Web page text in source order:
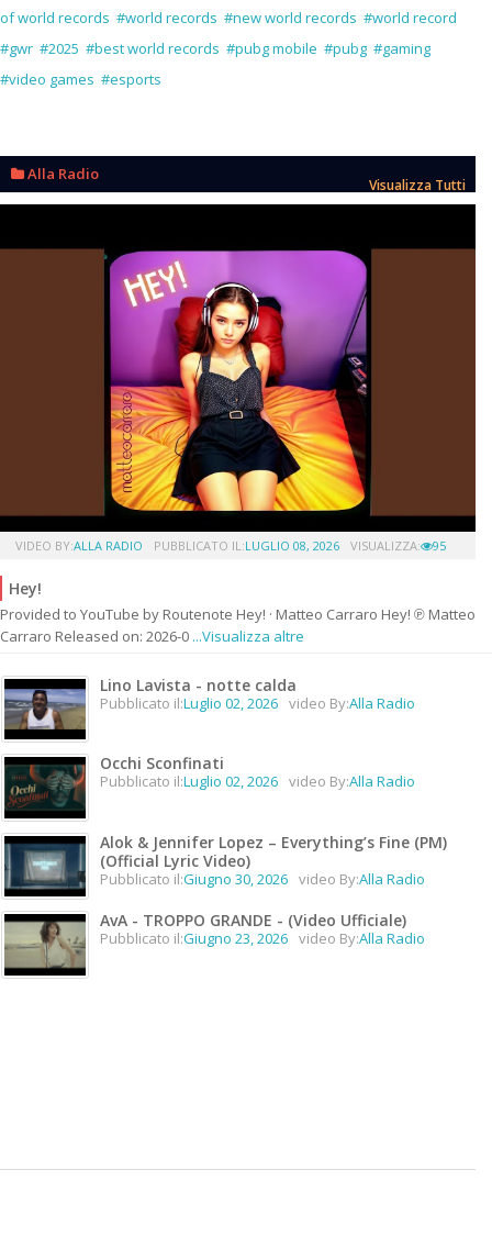
of world records #world records #new world records #world record
#gwr #2025 #best world records #pubg mobile #pubg #gaming
#video games #esports
Alla Radio
Visualizza Tutti
VIDEO BY:ALLA RADIO PUBBLICATO IL:LUGLIO 08, 2026 VISUALIZZA: 95
Hey!
Provided to YouTube by Routenote Hey! · Matteo Carraro Hey! ℗ Matteo
Carraro Released on: 2026-0 ...Visualizza altre
Lino Lavista - notte calda
Pubblicato il:Luglio 02, 2026 video By:Alla Radio
Occhi Sconfinati
Pubblicato il:Luglio 02, 2026 video By:Alla Radio
Alok & Jennifer Lopez – Everything’s Fine (PM)
(Official Lyric Video)
Pubblicato il:Giugno 30, 2026 video By:Alla Radio
AvA - TROPPO GRANDE - (Video Ufficiale)
Pubblicato il:Giugno 23, 2026 video By:Alla Radio